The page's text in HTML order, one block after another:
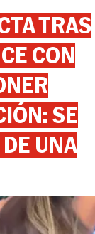
TRAS
CON
SE
UNA